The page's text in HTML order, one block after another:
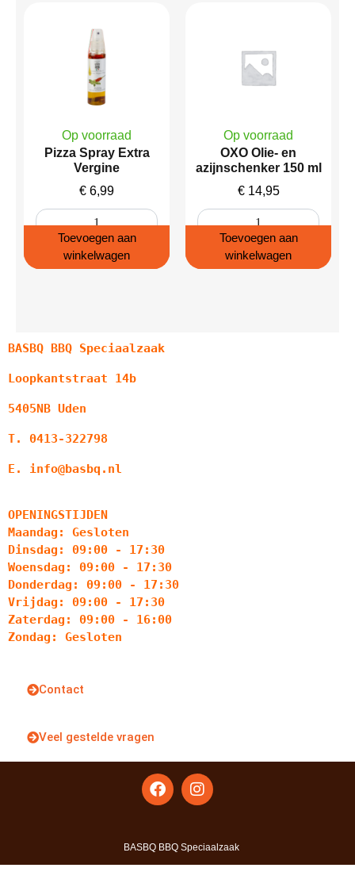
Op voorraad
Pizza Spray Extra
Vergine
€ 6,99
Toevoegen aan
winkelwagen
Op voorraad
OXO Olie- en
azijnschenker 150 ml
€14,95
Toevoegen aan
winkelwagen
BASBQ BBQ Speciaalzaak
Loopkantstraat 14b
5405NB Uden
T. 0413-322798
E. info@basbq.nl
OPENINGSTIJDEN
Maandag: Gesloten
Dinsdag: 09:00 - 17:30
Woensdag: 09:00 - 17:30
Donderdag: 09:00 - 17:30
Vrijdag: 09:00 - 17:30
Zaterdag: 09:00 - 16:00
Zondag: Gesloten
Contact
Veel gestelde vragen
BASBQ BBQ Speciaalzaak